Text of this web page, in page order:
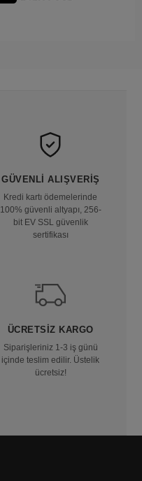
GÜVENLI ALIŞVERIŞ
Kredi kartı ödemelerinde
100% güvenli altyapı, 256-
bit EV SSL güvenlik
sertifikası
ÜCRETSIZ KARGO
Siparişleriniz 1-3 iş günü
içinde teslim edilir. Üstelik
ücretsiz!